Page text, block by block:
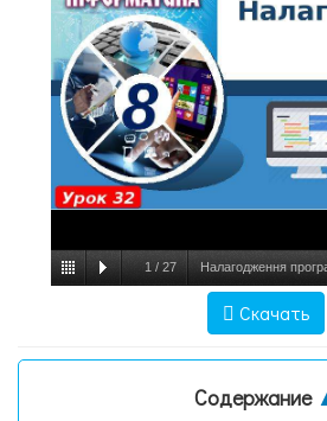
1 / 27 Налагодження
Скачать
Содержание